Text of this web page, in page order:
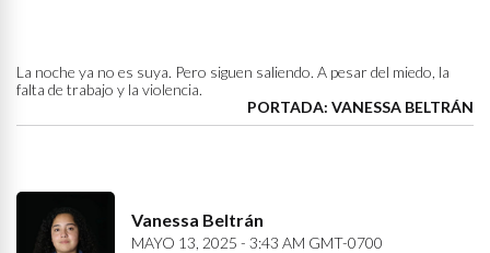
La noche ya no es suya. Pero siguen saliendo. A pesar del miedo, la
falta de trabajo y la violencia.
PORTADA: VANESSA BELTRÁN
Vanessa Beltrán
MAYO 13, 2025 - 3:43 AM GMT-0700